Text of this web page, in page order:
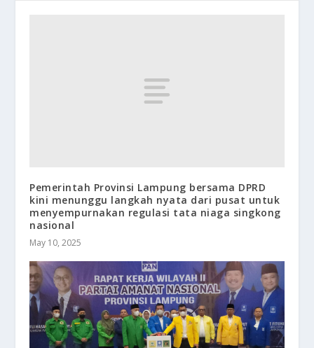
Pemerintah Provinsi Lampung bersama DPRD
kini menunggu langkah nyata dari pusat untuk
menyempurnakan regulasi tata niaga singkong
nasional
May 10, 2025